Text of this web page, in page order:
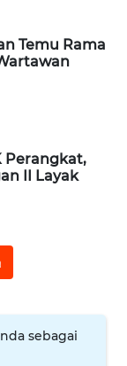
Temu Rama
Perangkat,
II Layak
sebagai